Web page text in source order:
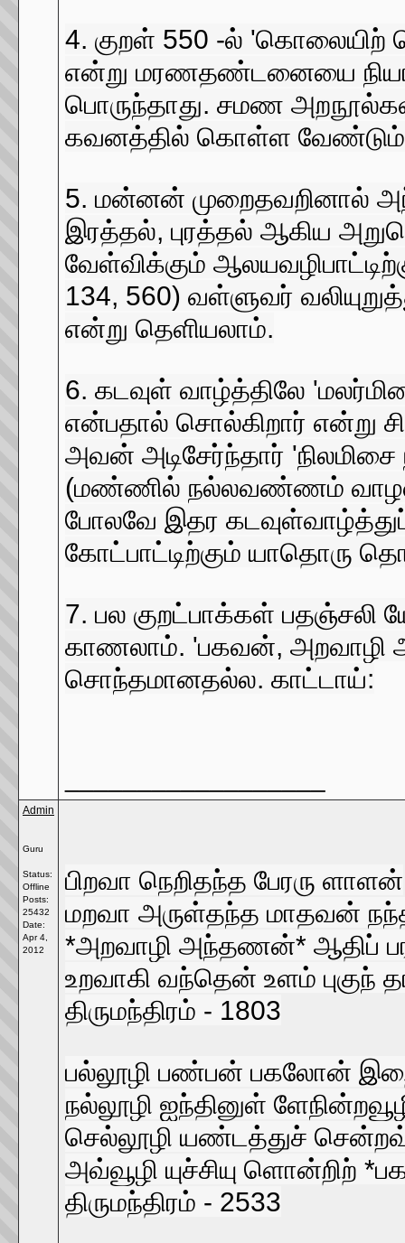
4. குறள் 550 -ல்
என்று மரணதண்டனையை
பொருந்தாது. சமண
கவனத்தில் கொள்ள
5. மன்னன் முறைதவறினால்
இரத்தல், புரத்தல் ஆகிய
வேள்விக்கும்
134, 560) வள்ளுவர்
என்று தெளியலாம்.
6. கடவுள் வாழ்த்திலே
என்பதால் சொல்கிறார்
அவன் அடிசேர்ந்தார்
(மண்ணில் நல்லவண்ணம்
போலவே இதர
கோட்பாட்டிற்கும் யாதொரு
7. பல குறட்பாக்கள் பதஞ்சலி
காணலாம். 'பகவன்,
சொந்தமானதல்ல. காட்டாய்:
Admin
Guru
Status:
Offline
Posts:
25432
Date:
Apr 4,
2012
பிறவா நெறிதந்த பேரரு ளாளன்
மறவா அருள்தந்த மாதவன்
*அறவாழி அந்தணன்* ஆதிப்
உறவாகி வந்தென் உளம் புகுந்
திருமந்திரம் - 1803
பல்லூழி பண்பன் பகலோன்
நல்லூழி ஐந்தினுள்
செல்லூழி யண்டத்துச் சென்றவ்
அவ்வூழி யுச்சியு ளொன்றிற்
திருமந்திரம் - 2533